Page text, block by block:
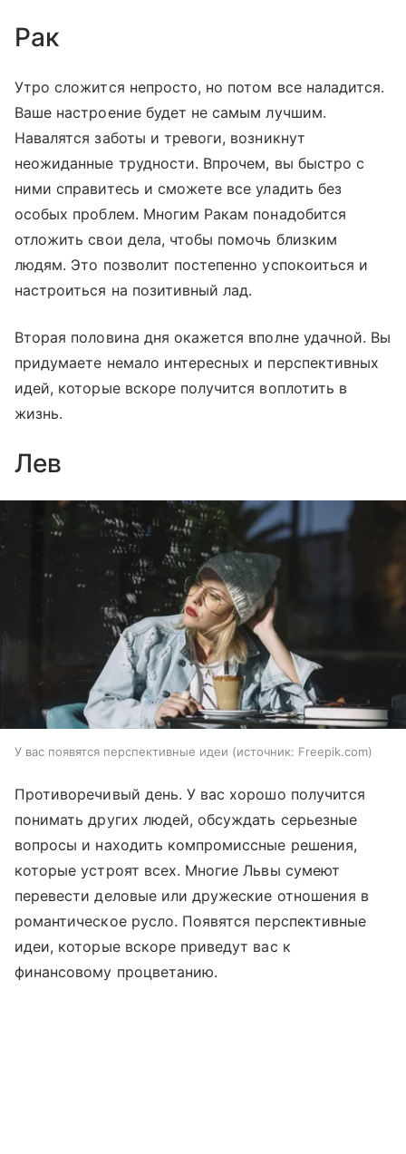
Рак
Утро сложится непросто, но потом все наладится.
Ваше настроение будет не самым лучшим.
Навалятся заботы и тревоги, возникнут
неожиданные трудности. Впрочем, вы быстро с
ними справитесь и сможете все уладить без
особых проблем. Многим Ракам понадобится
отложить свои дела, чтобы помочь близким
людям. Это позволит постепенно успокоиться и
настроиться на позитивный лад.
Вторая половина дня окажется вполне удачной. Вы
придумаете немало интересных и перспективных
идей, которые вскоре получится воплотить в
жизнь.
Лев
У вас появятся перспективные идеи источник: Freepik.com
Противоречивый день. У вас хорошо получится
понимать других людей, обсуждать серьезные
вопросы и находить компромиссные решения,
которые устроят всех. Многие Львы сумеют
перевести деловые или дружеские отношения в
романтическое русло. Появятся перспективные
идеи, которые вскоре приведут вас к
финансовому процветанию.